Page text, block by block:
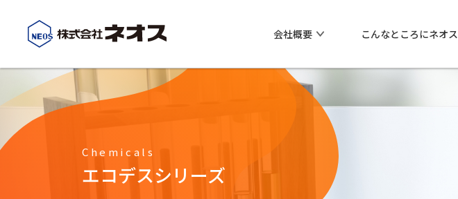
会社概要
会社概要
こんなところにネオス
ネオスの事業紹介
化工事業紹介
工業用化学薬品（化学品事業）
化学品事業紹介
ALLESシリーズ
Chemicals
エコデスシリーズ